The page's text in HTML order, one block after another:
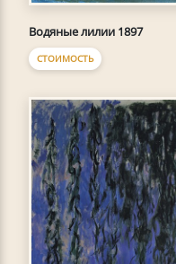
Водяные лилии 1897
СТОИМОСТЬ